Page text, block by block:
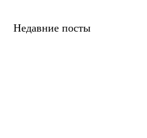
Недавние посты